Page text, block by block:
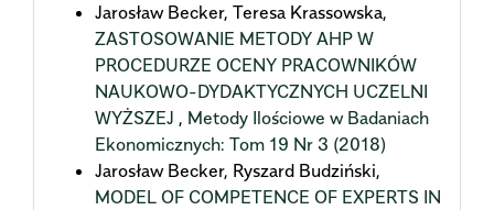
Jarosław Becker, Teresa Krassowska,
ZASTOSOWANIE METODY AHP W
PROCEDURZE OCENY PRACOWNIKÓW
NAUKOWO-DYDAKTYCZNYCH UCZELNI
WYŻSZEJ , Metody Ilościowe w Badaniach
Ekonomicznych: Tom 19 Nr 3 (2018)
Jarosław Becker, Ryszard Budziński,
MODEL OF COMPETENCE OF EXPERTS IN